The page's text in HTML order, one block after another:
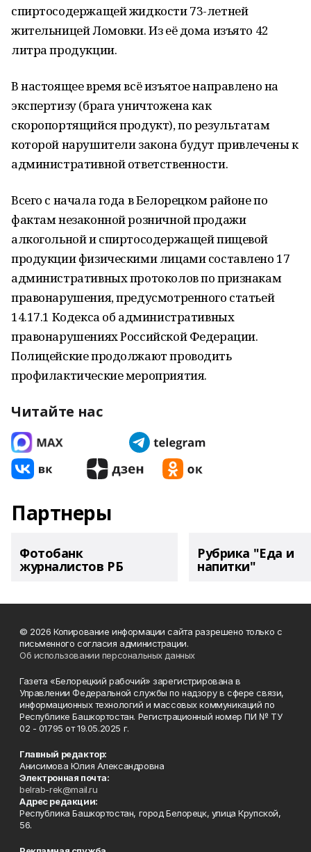
спиртосодержащей жидкости 73-летней
жительницей Ломовки. Из её дома изъято 42
литра продукции.
В настоящее время всё изъятое направлено на
экспертизу (брага уничтожена как
скоропортящийся продукт), по результатам
которой нарушители закона будут привлечены к
административной ответственности.
Всего с начала года в Белорецком районе по
фактам незаконной розничной продажи
алкогольной и спиртосодержащей пищевой
продукции физическими лицами составлено 17
административных протоколов по признакам
правонарушения, предусмотренного статьей
14.17.1 Кодекса об административных
правонарушениях Российской Федерации.
Полицейские продолжают проводить
профилактические мероприятия.
Читайте нас
Партнеры
Фотобанк
журналистов РБ
Рубрика "Еда и
напитки"
© 2026 Копирование информации сайта разрешено только с
письменного согласия администрации.
Об использовании персональных данных
Газета «Белорецкий рабочий» зарегистрирована в
Управлении Федеральной службы по надзору в сфере связи,
информационных технологий и массовых коммуникаций по
Республике Башкортостан. Регистрационный номер ПИ № ТУ
02 - 01795 от 19.05.2025 г.
Главный редактор:
Анисимова Юлия Александровна
Электронная почта:
belrab-rek@mail.ru
Адрес редакции:
Республика Башкортостан, город Белорецк, улица Крупской,
56.